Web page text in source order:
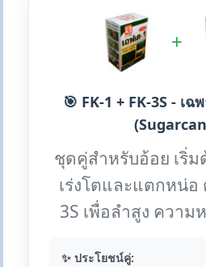
+
🎯 FK-1 + FK-3S - เ
ชุดคู่สำหรับอ้อย เริ่ม
เร่งโตและแตกหน่อ
3S เพื่อลำสูง ความ
✨ ประโยชน์คู่: